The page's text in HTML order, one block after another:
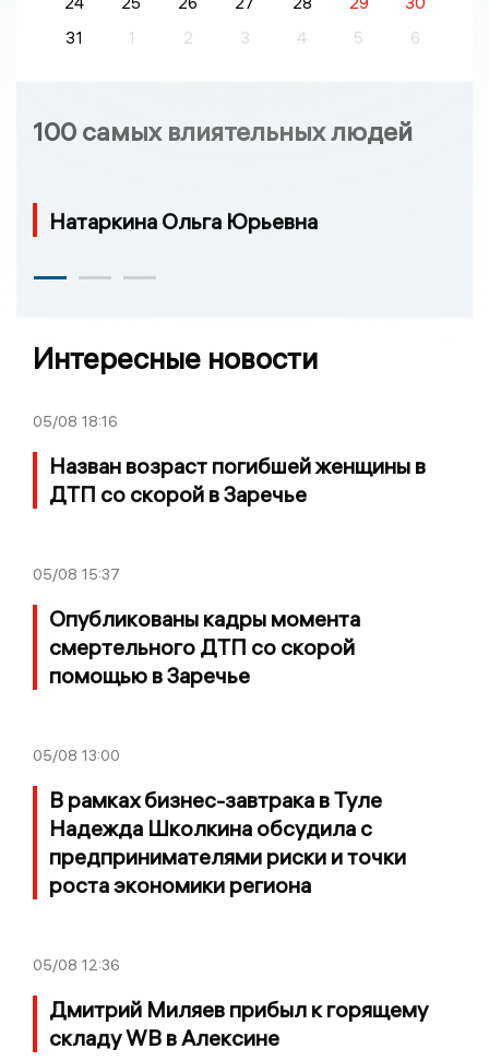
31
1 2 3 4 5 6
100 самых влиятельных людей
Натаркина Ольга Юрьевна
Интересные новости
05/08 18:16
Назван возраст погибшей женщины в
ДТП со скорой в Заречье
05/08 15:37
Опубликованы кадры момента
смертельного ДТП со скорой
помощью в Заречье
05/08 13:00
В рамках бизнес-завтрака в Туле
Надежда Школкина обсудила с
предпринимателями риски и точки
роста экономики региона
05/08 12:36
Дмитрий Миляев прибыл к горящему
складу WB в Алексине